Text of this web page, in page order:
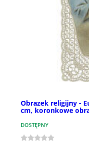
Obrazek religijny -
cm, koronkowe
DOSTĘPNY